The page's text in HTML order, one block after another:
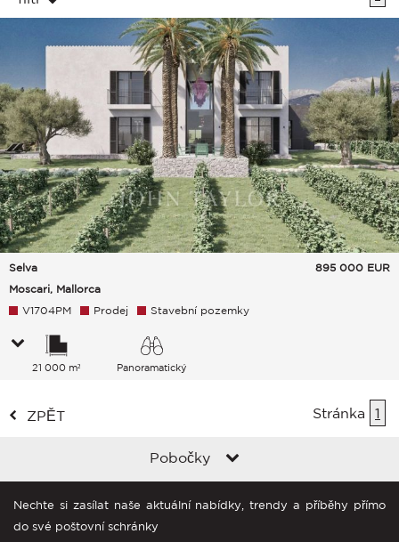
Selva
Moscari, Mallorca
895 000 EUR
V1704PM Prodej Stavební pozemky
21 000 m²
Panoramatický
ZPĚT Stránka 1
Pobočky
Nechte si zasílat naše aktuální nabídky, trendy a příběhy přímo
do své poštovní schránky